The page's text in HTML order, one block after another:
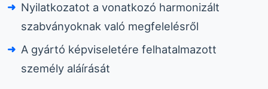
Nyilatkozatot a vonatkozó harmonizált
szabványoknak való megfelelésről
A gyártó képviseletére felhatalmazott
személy aláírását